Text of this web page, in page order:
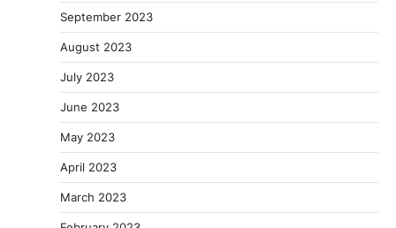
September 2023
August 2023
July 2023
June 2023
May 2023
April 2023
March 2023